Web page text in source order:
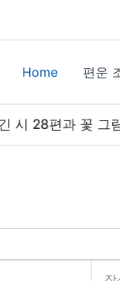
Home 편운
편과 꽃 그림을